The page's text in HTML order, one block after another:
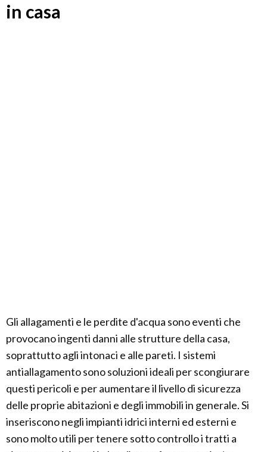
in casa
Gli allagamenti e le perdite d'acqua sono eventi che
provocano ingenti danni alle strutture della casa,
soprattutto agli intonaci e alle pareti. I sistemi
antiallagamento sono soluzioni ideali per scongiurare
questi pericoli e per aumentare il livello di sicurezza
delle proprie abitazioni e degli immobili in generale. Si
inseriscono negli impianti idrici interni ed esterni e
sono molto utili per tenere sotto controllo i tratti a